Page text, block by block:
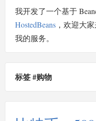
我开发了一个基于
HostedBeans ，欢迎大
我的服务。
标签 #购物